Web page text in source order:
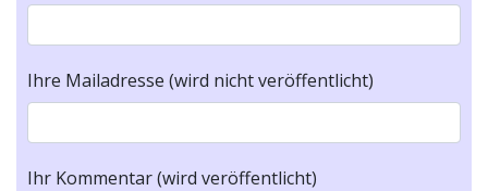
Ihre Mailadresse (wird nicht veröffentlicht)
Ihr Kommentar (wird veröffentlicht)